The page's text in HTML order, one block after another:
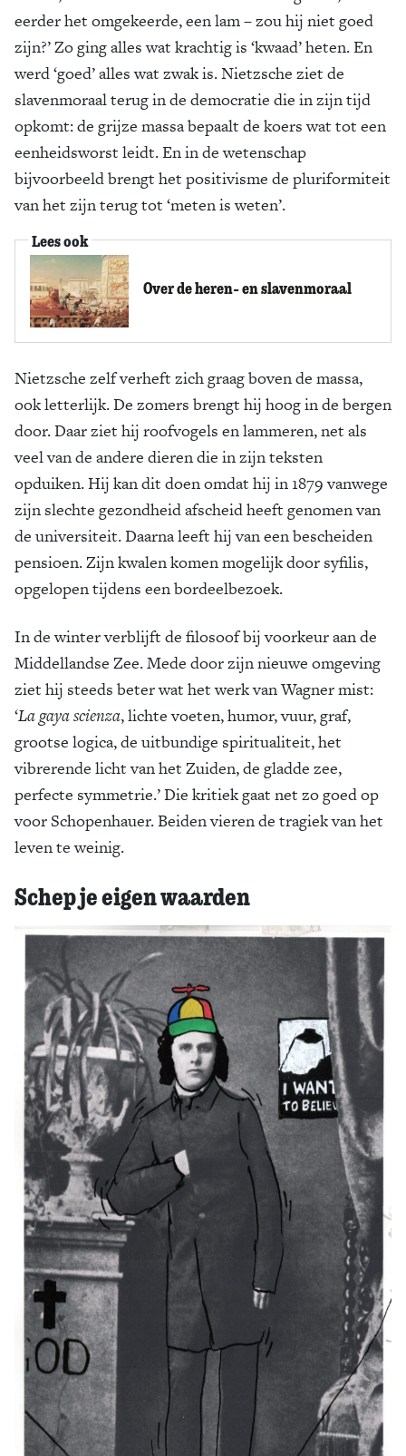
eerder het omgekeerde, een lam – zou hij niet goed
zijn?’ Zo ging alles wat krachtig is ‘kwaad’ heten. En
werd ‘goed’ alles wat zwak is. Nietzsche ziet de
slavenmoraal terug in de democratie die in zijn tijd
opkomt: de grijze massa bepaalt de koers wat tot een
eenheidsworst leidt. En in de wetenschap
bijvoorbeeld brengt het positivisme de pluriformiteit
van het zijn terug tot ‘meten is weten’.
Lees ook
Over de heren- en slavenmoraal
Nietzsche zelf verheft zich graag boven de massa,
ook letterlijk. De zomers brengt hij hoog in de bergen
door. Daar ziet hij roofvogels en lammeren, net als
veel van de andere dieren die in zijn teksten
opduiken. Hij kan dit doen omdat hij in 1879 vanwege
zijn slechte gezondheid afscheid heeft genomen van
de universiteit. Daarna leeft hij van een bescheiden
pensioen. Zijn kwalen komen mogelijk door syfilis,
opgelopen tijdens een bordeelbezoek.
In de winter verblijft de filosoof bij voorkeur aan de
Middellandse Zee. Mede door zijn nieuwe omgeving
ziet hij steeds beter wat het werk van Wagner mist:
‘La gaya scienza, lichte voeten, humor, vuur, graf,
grootse logica, de uitbundige spiritualiteit, het
vibrerende licht van het Zuiden, de gladde zee,
perfecte symmetrie.’ Die kritiek gaat net zo goed op
voor Schopenhauer. Beiden vieren de tragiek van het
leven te weinig.
Schep je eigen waarden